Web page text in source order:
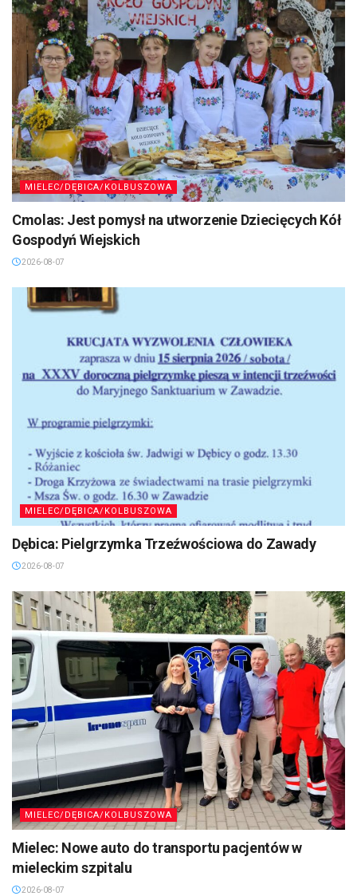
MIELEC/DĘBICA/KOLBUSZOWA
Cmolas: Jest pomysł na utworzenie Dziecięcych Kół
Gospodyń Wiejskich
2026-08-07
MIELEC/DĘBICA/KOLBUSZOWA
Dębica: Pielgrzymka Trzeźwościowa do Zawady
2026-08-07
MIELEC/DĘBICA/KOLBUSZOWA
Mielec: Nowe auto do transportu pacjentów w
mieleckim szpitalu
2026-08-07